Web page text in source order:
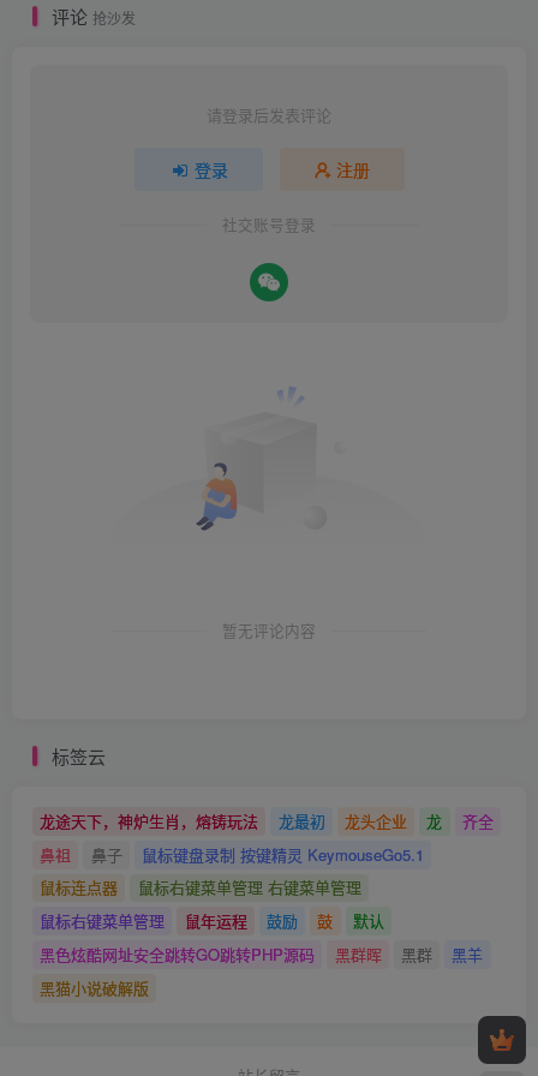
评论 抢沙发
请登录后发表评论
登录 注册
社交账号登录
暂无评论内容
标签云
龙途天下，神炉生肖，熔铸玩法 龙最初 龙头企业 龙
齐全
鼻祖
鼻子
鼠标键盘录制 按键精灵 KeymouseGo5.1
鼠标连点器
鼠标右键菜单管理 右键菜单管理
鼠标右键菜单管理
鼠年运程 鼓励 鼓
默认
黑色炫酷网址安全跳转GO跳转PHP源码
黑群晖 黑群
黑羊
黑猫小说破解版